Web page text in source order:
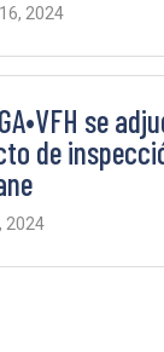
2024
se
de
2024